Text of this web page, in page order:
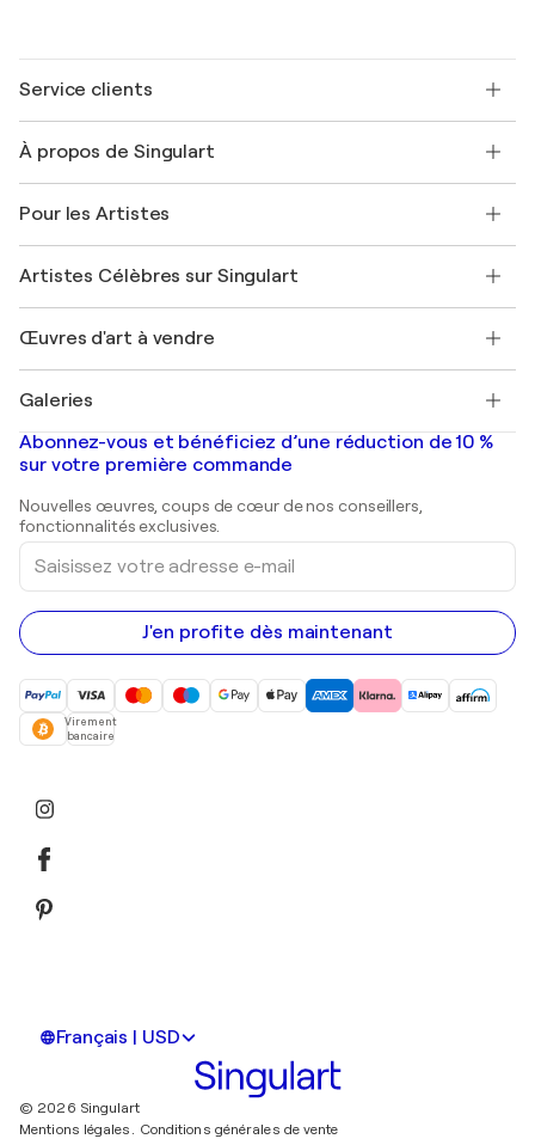
Service clients
Expédition
Offrir une carte cadeau
Rejoignez notre programme commercial
Mon compte
+33 1 76 44 06 42
À propos de Singulart
FAQ
Magazine Singulart
Emplois
Découvrez une sélection d'art original
Pour les Artistes
Se connecter en tant qu'Artiste
Artistes Célèbres sur Singulart
Marc Chagall
Banksy
Mr. Brainwash
Shepard Fairey
Œuvres d'art à vendre
Tableaux abstraits à vendre
Peintures de paysage
Estampes
Peintures acryliques
Galeries
Galeries d'art en France
Galeries d'art en Belgique
Abonnez-vous et bénéficiez d’une réduction de 10 %
sur votre première commande
Nouvelles œuvres, coups de cœur de nos conseillers,
fonctionnalités exclusives.
Saisissez
votre
adresse
e-
mail
J'en profite dès maintenant
Virement
bancaire
Français | USD
© 2026 Singulart
Mentions légales.
Conditions générales de vente